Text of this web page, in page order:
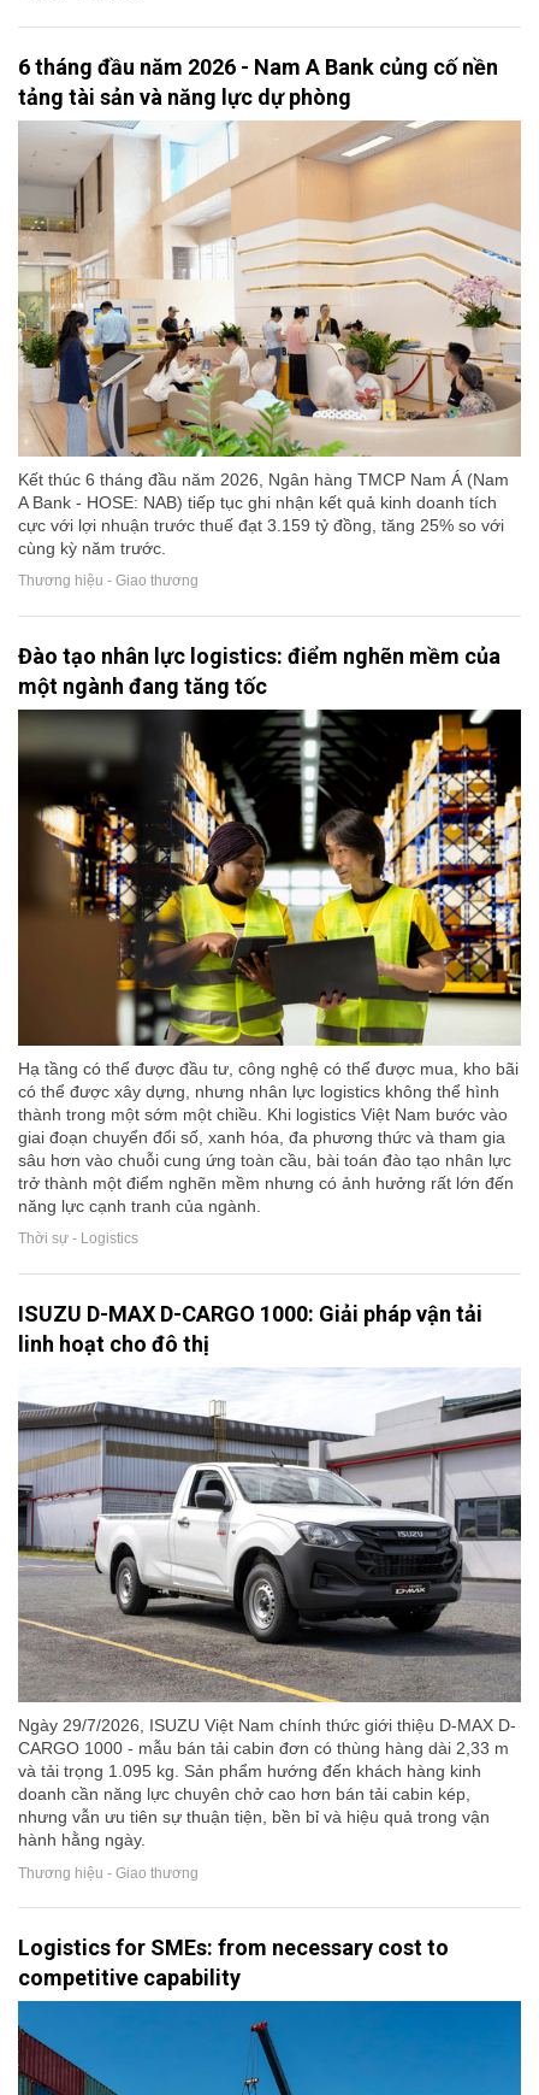
6 tháng đầu năm 2026 - Nam A Bank củng cố nền
tảng tài sản và năng lực dự phòng
Kết thúc 6 tháng đầu năm 2026, Ngân hàng TMCP Nam Á (Nam
A Bank - HOSE: NAB) tiếp tục ghi nhận kết quả kinh doanh tích
cực với lợi nhuận trước thuế đạt 3.159 tỷ đồng, tăng 25% so với
cùng kỳ năm trước.
Thương hiệu - Giao thương
Đào tạo nhân lực logistics: điểm nghẽn mềm của
một ngành đang tăng tốc
Hạ tầng có thể được đầu tư, công nghệ có thể được mua, kho bãi
có thể được xây dựng, nhưng nhân lực logistics không thể hình
thành trong một sớm một chiều. Khi logistics Việt Nam bước vào
giai đoạn chuyển đổi số, xanh hóa, đa phương thức và tham gia
sâu hơn vào chuỗi cung ứng toàn cầu, bài toán đào tạo nhân lực
trở thành một điểm nghẽn mềm nhưng có ảnh hưởng rất lớn đến
năng lực cạnh tranh của ngành.
Thời sự - Logistics
ISUZU D-MAX D-CARGO 1000: Giải pháp vận tải
linh hoạt cho đô thị
Ngày 29/7/2026, ISUZU Việt Nam chính thức giới thiệu D-MAX D-
CARGO 1000 - mẫu bán tải cabin đơn có thùng hàng dài 2,33 m
và tải trọng 1.095 kg. Sản phẩm hướng đến khách hàng kinh
doanh cần năng lực chuyên chở cao hơn bán tải cabin kép,
nhưng vẫn ưu tiên sự thuận tiện, bền bỉ và hiệu quả trong vận
hành hằng ngày.
Thương hiệu - Giao thương
Logistics for SMEs: from necessary cost to
competitive capability